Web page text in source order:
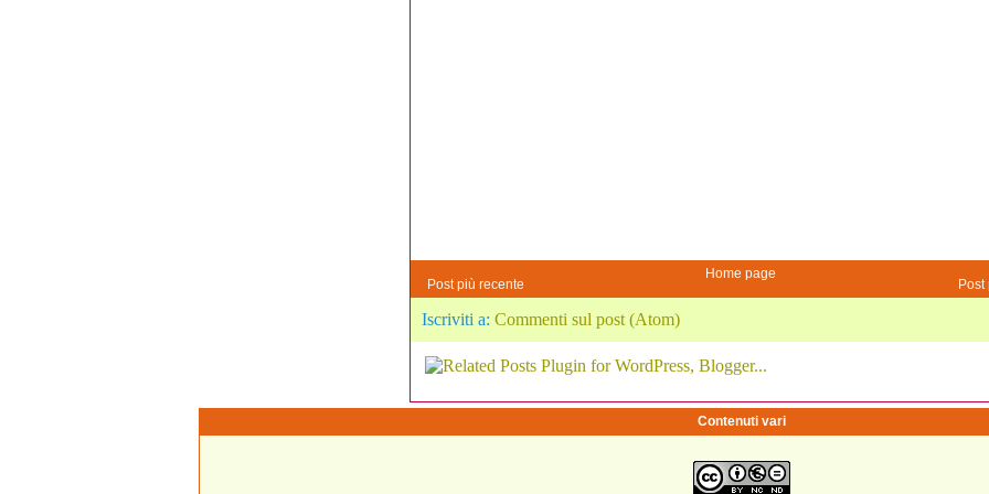
Post più recente Post
Home page
Iscriviti a: Commenti sul post (Atom)
Contenuti vari